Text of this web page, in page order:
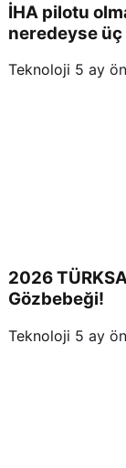
İHA pilotu
neredeyse üç
Teknoloji 5 ay
2026
Gözbebeği!
Teknoloji 5 ay